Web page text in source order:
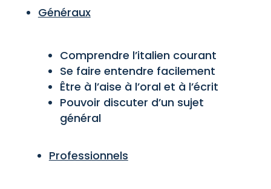
Généraux
Comprendre l’italien courant
Se faire entendre facilement
Être à l’aise à l’oral et à l’écrit
Pouvoir discuter d’un sujet
général
Professionnels